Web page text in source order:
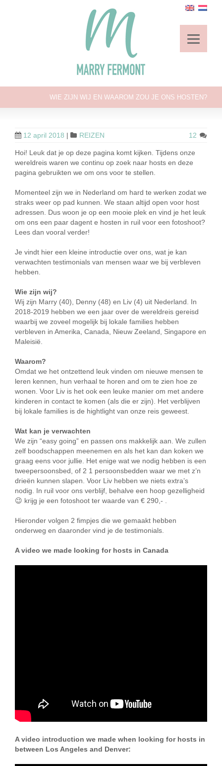
WIE ZIJN WIJ EN WAAROM ZOU JE ONS HOSTEN?
12 april 2018 | REIZEN 12
Hoi! Leuk dat je op deze pagina komt kijken. Tijdens onze
wereldreis waren we continu op zoek naar hosts en deze
pagina gebruikten we om ons voor te stellen.
Momenteel zijn we in Nederland om hard te werken zodat we
straks weer op pad kunnen. We staan altijd open voor host
adressen. Dus woon je op een mooie plek en vind je het leuk
om ons een paar dagent e hosten in ruil voor een fotoshoot?
Lees dan vooral verder!
Je vindt hier een kleine introductie over ons, wat je kan
verwachten testimonials van mensen waar we bij verbleven
hebben.
Wie zijn wij?
Wij zijn Marry (40), Denny (48) en Liv (4) uit Nederland. In
2018-2019 hebben we een jaar over de wereldreis gereisd
waarbij we zoveel mogelijk bij lokale families hebben
verbleven in Amerika, Canada, Nieuw Zeeland, Singapore en
Maleisië.
Waarom?
Omdat we het ontzettend leuk vinden om nieuwe mensen te
leren kennen, hun verhaal te horen and om te zien hoe ze
wonen. Voor Liv is het ook een leuke manier om met andere
kinderen in contact te komen (als die er zijn). Het verblijven
bij lokale families is de hightlight van onze reis geweest.
Wat kan je verwachten
We zijn “easy going” en passen ons makkelijk aan. We zullen
zelf boodschappen meenemen en als het kan dan koken we
graag eens voor jullie. Het enige wat we nodig hebben is een
tweepersoonsbed, of 2 1 persoonsbedden waar we met z’n
drieën kunnen slapen. Voor Liv hebben we niets extra’s
nodig. In ruil voor ons verblijf, behalve een hoop gezelligheid
😉 krijg je een fotoshoot ter waarde van € 290,- .
Hieronder volgen 2 fimpjes die we gemaakt hebben
onderweg en daaronder vind je de testimonials.
A video we made looking for hosts in Canada
A video introduction we made when looking for hosts in
between Los Angeles and Denver: